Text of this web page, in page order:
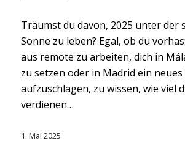
Träumst du davon, 2025 unter der
Sonne zu leben? Egal, ob du
aus remote zu arbeiten, dich in
zu setzen oder in Madrid ein neues
aufzuschlagen, zu wissen, wie viel
verdienen…
1. Mai 2025